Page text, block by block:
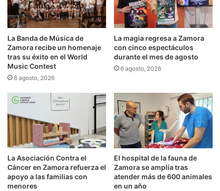
La Banda de Música de
Zamora recibe un homenaje
tras su éxito en el World
Music Contest
6 agosto, 2026
La magia regresa a Zamora
con cinco espectáculos
durante el mes de agosto
6 agosto, 2026
La Asociación Contra el
Cáncer en Zamora refuerza el
apoyo a las familias con
menores
El hospital de la fauna de
Zamora se amplía tras
atender más de 600 animales
en un año